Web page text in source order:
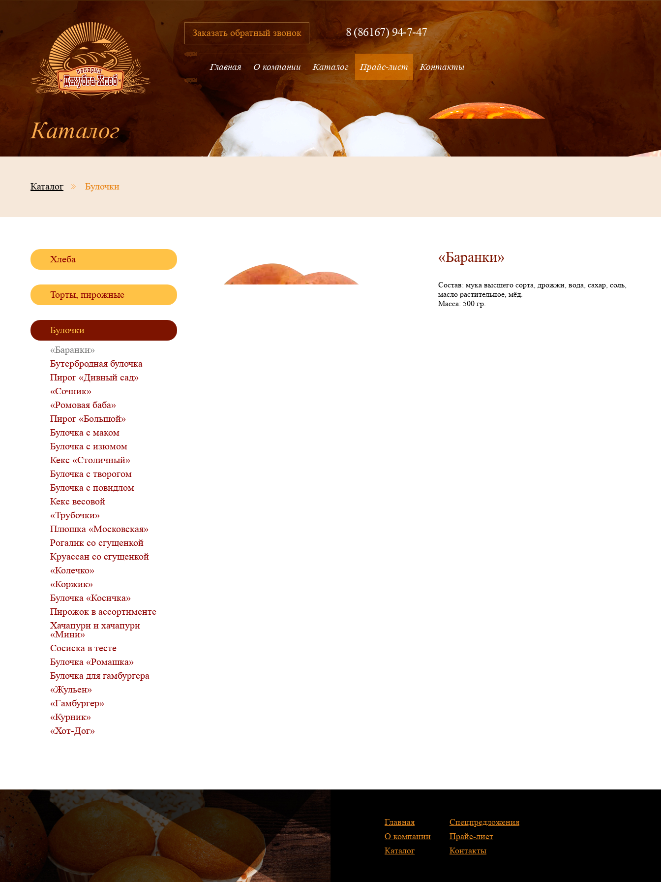
Заказать обратный звонок 8 (86167) 94-7-47
Главная О компании Каталог Прайс-лист Контакты
Каталог
Каталог Булочки
Хлеба
Торты, пирожные
Булочки
«Баранки»
Бутербродная булочка
Пирог «Дивный сад»
«Сочник»
«Ромовая баба»
Пирог «Большой»
Булочка с маком
Булочка с изюмом
Кекс «Столичный»
Булочка с творогом
Булочка с повидлом
Кекс весовой
«Трубочки»
Плюшка «Московская»
Рогалик со сгущенкой
Круассан со сгущенкой
«Колечко»
«Коржик»
Булочка «Косичка»
Пирожок в ассортименте
Хачапури и хачапури
«Мини»
Сосиска в тесте
Булочка «Ромашка»
Булочка для гамбургера
«Жульен»
«Гамбургер»
«Курник»
«Хот-Дог»
«Баранки»
Состав: мука высшего сорта, дрожжи, вода, сахар, соль,
масло растительное, мёд.
Масса: 500 гр.
Главная
О компании
Каталог
Спецпредложения
Прайс-лист
Контакты